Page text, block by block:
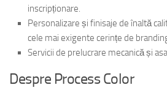
inscripționare.
Personalizare și finisaje de înaltă
cele mai exigente cerințe de
Servicii de prelucrare mecanică și
Despre Process Color